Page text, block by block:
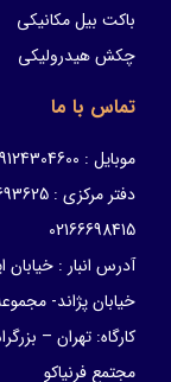
باکت بیل مکانیکی
چکش هیدرولیکی
تماس با ما
موبایل : 09124304600
دفتر مرکزی : 02166693625
02166698415
آدرس انبار :
خیابان پژاند-
کارگاه: تهران –
مجتمع فرنیاکو